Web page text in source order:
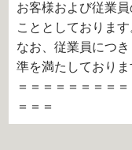
お客様および従業
こととしております
なお、従業員につ
準を満たしておりま
＝＝＝＝＝＝＝＝
＝＝＝